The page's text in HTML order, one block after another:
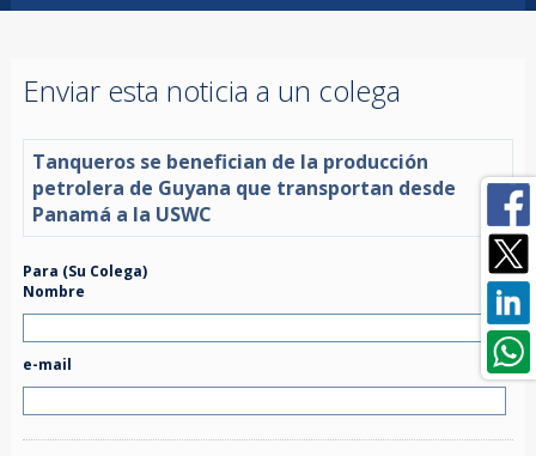
Enviar esta noticia a un colega
Tanqueros se benefician de la producción
petrolera de Guyana que transportan desde
Panamá a la USWC
Para (Su Colega)
Nombre
e-mail